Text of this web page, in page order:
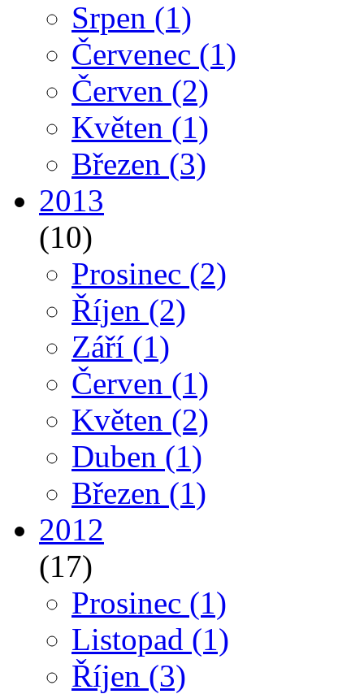
Srpen (1)
Červenec (1)
Červen (2)
Květen (1)
Březen (3)
2013
(10)
Prosinec (2)
Říjen (2)
Září (1)
Červen (1)
Květen (2)
Duben (1)
Březen (1)
2012
(17)
Prosinec (1)
Listopad (1)
Říjen (3)